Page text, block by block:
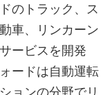
のトラック、ス
車、リンカーン
ービスを開発
ードは自動運転
ョンの分野でリ